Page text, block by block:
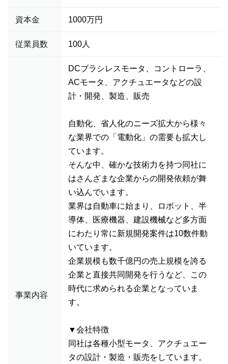
資本金 1000万円
従業員数 100人
事業内容
DCブラシレスモータ、コントローラ、
ACモータ、アクチュエータなどの設
計・開発、製造、販売
自動化、省人化のニーズ拡大から様々
な業界での「電動化」の需要も拡大し
ています。
そんな中、確かな技術力を持つ同社に
はさんざまな企業からの開発依頼が舞
い込んでいます。
業界は自動車に始まり、ロボット、半
導体、医療機器、建設機械など多方面
にわたり常に新規開発案件は10数件動
いています。
企業規模も数千億円の売上規模を誇る
企業と直接共同開発を行うなど、この
時代に求められる企業となっていま
す。
▼会社特徴
同社は各種小型モータ、アクチュエー
タの設計・製造・販売をしています。